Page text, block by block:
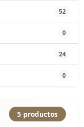
52
0
24
0
5 productos